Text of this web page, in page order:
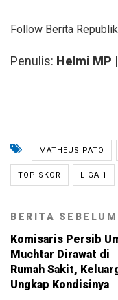
Follow Berita
Penulis: Helmi MP
MATHEUS PATO
TOP SKOR LIGA-1
BERITA
Komisaris Persib
Muchtar Dirawat di
Rumah Sakit,
Ungkap Kondisinya